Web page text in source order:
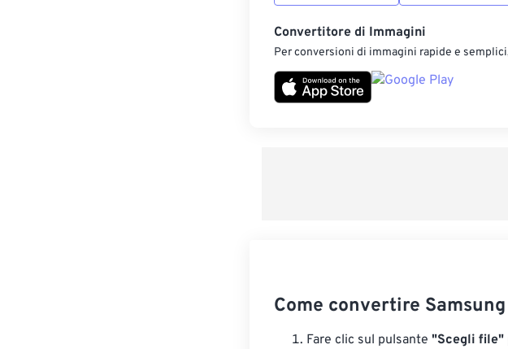
Convertitore di Immagini
Per conversioni di immagini rapide e
Come convertire Samsung
Fare clic sul pulsante "Scegli file"